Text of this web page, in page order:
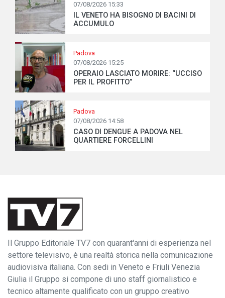
07/08/2026 15:33
IL VENETO HA BISOGNO DI BACINI DI
ACCUMULO
Padova
07/08/2026 15:25
OPERAIO LASCIATO MORIRE: “UCCISO
PER IL PROFITTO”
Padova
07/08/2026 14:58
CASO DI DENGUE A PADOVA NEL
QUARTIERE FORCELLINI
Il Gruppo Editoriale TV7 con quarant'anni di esperienza nel
settore televisivo, è una realtà storica nella comunicazione
audiovisiva italiana. Con sedi in Veneto e Friuli Venezia
Giulia il Gruppo si compone di uno staff giornalistico e
tecnico altamente qualificato con un gruppo creativo